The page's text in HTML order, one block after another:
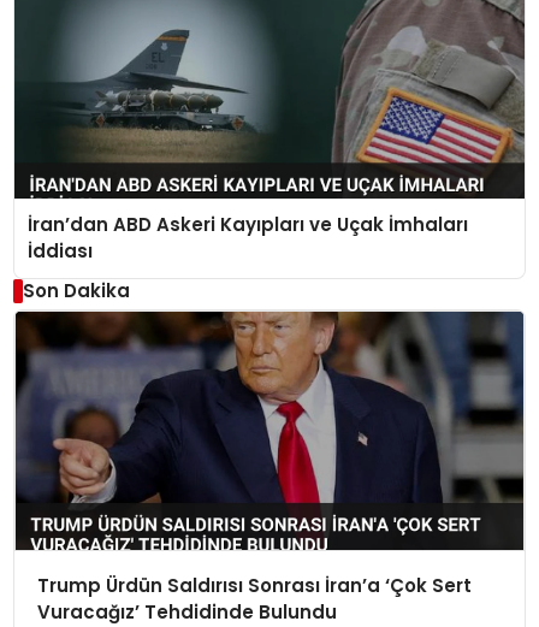
İran’dan ABD Askeri Kayıpları ve Uçak İmhaları
İddiası
Son Dakika
Trump Ürdün Saldırısı Sonrası İran’a ‘Çok Sert
Vuracağız’ Tehdidinde Bulundu